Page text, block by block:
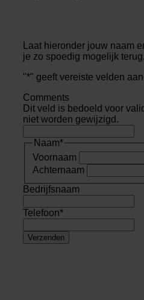
Laat hieronder jouw naam
je zo spoedig mogelijk terug.
"*" geeft vereiste velden aan
Comments
Dit veld is bedoeld voor
niet worden gewijzigd.
Naam*
Voornaam
Achternaam
Bedrijfsnaam
Telefoon*